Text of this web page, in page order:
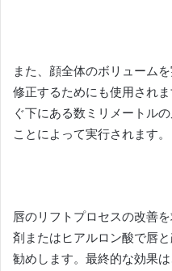
また、顔全体のボリューム
修正するためにも使用されま
ぐ下にある数ミリメートル
ことによって実行されます。
唇のリフトプロセスの改善
剤またはヒアルロン酸で唇
勧めします。 最終的な効果